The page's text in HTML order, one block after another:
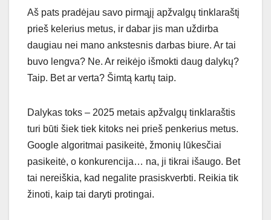
Aš pats pradėjau savo pirmąjį apžvalgų tinklaraštį
prieš kelerius metus, ir dabar jis man uždirba
daugiau nei mano ankstesnis darbas biure. Ar tai
buvo lengva? Ne. Ar reikėjo išmokti daug dalykų?
Taip. Bet ar verta? Šimtą kartų taip.
Dalykas toks – 2025 metais apžvalgų tinklaraštis
turi būti šiek tiek kitoks nei prieš penkerius metus.
Google algoritmai pasikeitė, žmonių lūkesčiai
pasikeitė, o konkurencija… na, ji tikrai išaugo. Bet
tai nereiškia, kad negalite prasiskverbti. Reikia tik
žinoti, kaip tai daryti protingai.